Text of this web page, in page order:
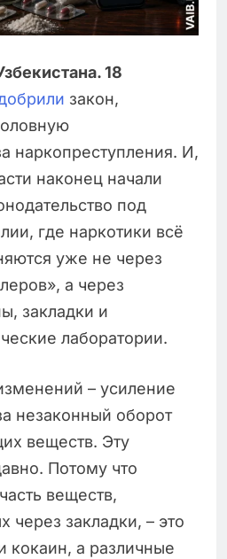
18
закон,
наркопреступления. И,
наконец начали
под
где наркотики всё
уже не через
а через
закладки и
лаборатории.
– усиление
незаконный оборот
веществ. Эту
Потому что
веществ,
через закладки, – это
кокаин, а различные